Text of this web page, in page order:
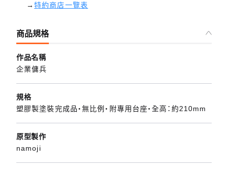
→特約商店一覽表
商品規格
作品名稱
企業傭兵
規格
塑膠製塗裝完成品・無比例・附專用台座・全高：約210mm
原型製作
namoji